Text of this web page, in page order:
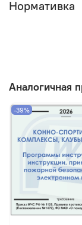
Нормативка
Аналогичная
-39%